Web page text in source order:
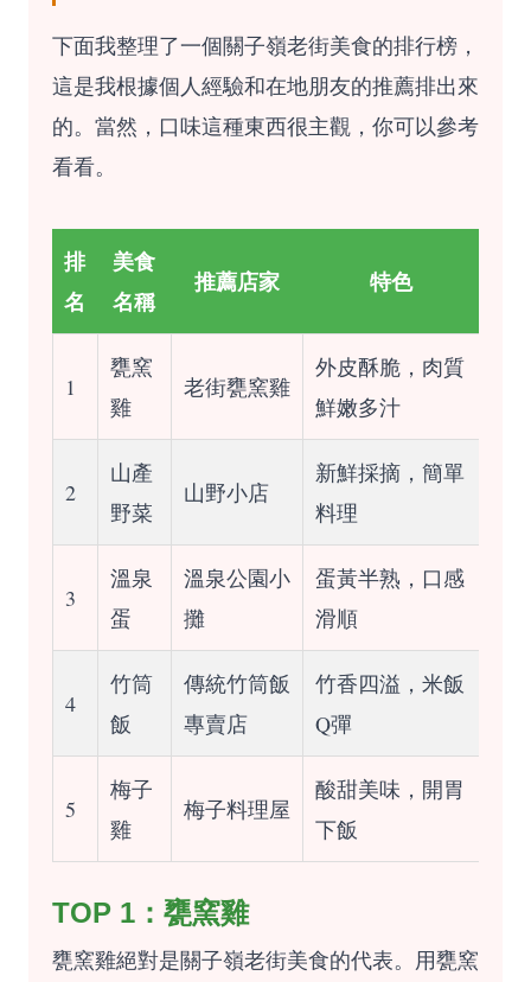
下面我整理了一個關子嶺老街美食的排行榜，
這是我根據個人經驗和在地朋友的推薦排出來
的。當然，口味這種東西很主觀，你可以參考
看看。
排
名
美食
名稱
推薦店家 特色
1
甕窯
雞
老街甕窯雞
外皮酥脆，肉質
鮮嫩多汁
2
山產
野菜
山野小店
新鮮採摘，簡單
料理
3
溫泉
蛋
溫泉公園小
攤
蛋黃半熟，口感
滑順
4
竹筒
飯
傳統竹筒飯
專賣店
竹香四溢，米飯
Q彈
5
梅子
雞
梅子料理屋
酸甜美味，開胃
下飯
TOP 1：甕窯雞
甕窯雞絕對是關子嶺老街美食的代表。用甕窯